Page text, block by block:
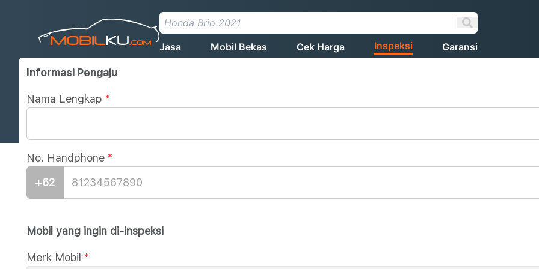
Jasa Mobil Bekas Cek Harga Inspeksi Garansi
Informasi Pengaju
Nama Lengkap *
No. Handphone *
+62
Mobil yang ingin di-inspeksi
Merk Mobil *